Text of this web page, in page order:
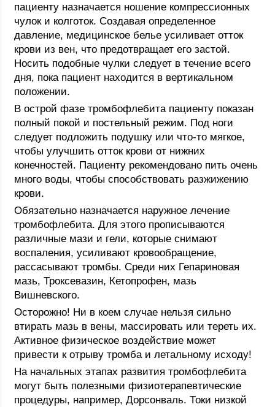
пациенту назначается ношение компрессионных
чулок и колготок. Создавая определенное
давление, медицинское белье усиливает отток
крови из вен, что предотвращает его застой.
Носить подобные чулки следует в течение всего
дня, пока пациент находится в вертикальном
положении.
В острой фазе тромбофлебита пациенту показан
полный покой и постельный режим. Под ноги
следует подложить подушку или что-то мягкое,
чтобы улучшить отток крови от нижних
конечностей. Пациенту рекомендовано пить очень
много воды, чтобы способствовать разжижению
крови.
Обязательно назначается наружное лечение
тромбофлебита. Для этого прописываются
различные мази и гели, которые снимают
воспаления, усиливают кровообращение,
рассасывают тромбы. Среди них Гепариновая
мазь, Троксевазин, Кетопрофен, мазь
Вишневского.
Осторожно! Ни в коем случае нельзя сильно
втирать мазь в вены, массировать или тереть их.
Активное физическое воздействие может
привести к отрыву тромба и летальному исходу!
На начальных этапах развития тромбофлебита
могут быть полезными физиотерапевтические
процедуры, например, Дорсонваль. Токи низкой